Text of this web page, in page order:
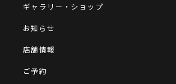
ギャラリー・ショップ
お知らせ
店舗情報
ご予約